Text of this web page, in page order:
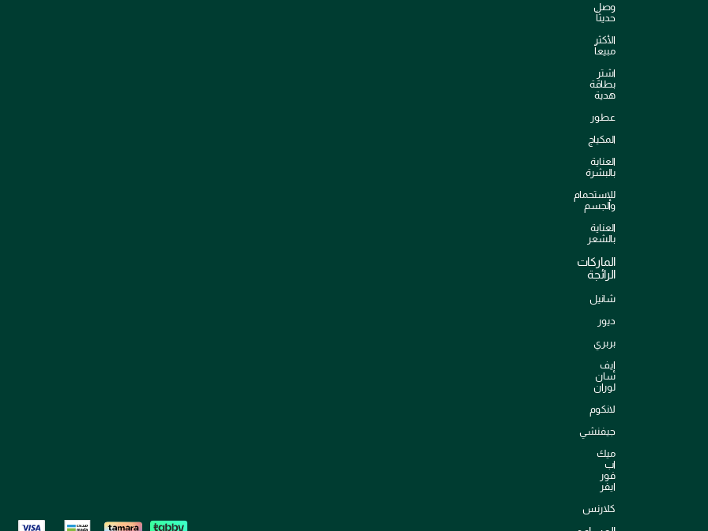
وصل
حديثاً
الأكثر
مبيعاً
اشترِ
بطاقة
هدية
عطور
المكياج
العناية
بالبشرة
للإستحمام
والجسم
العناية
بالشعر
الماركات
الرائجة
شانيل
ديور
بربري
إيف
سان
لوران
لانكوم
جيفنشي
ميك
اب
فور
ايفر
كلارنس